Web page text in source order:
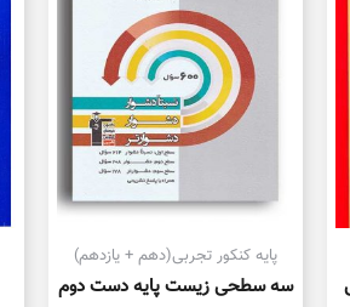
پایه کنکور تجربی(دهم + یازدهم)
سه سطحی زیست پایه دست دوم